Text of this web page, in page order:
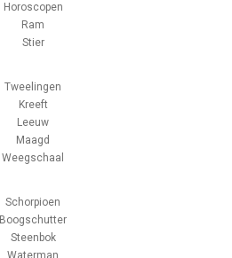
Horoscopen
Ram
Stier
Tweelingen
Kreeft
Leeuw
Maagd
Weegschaal
Schorpioen
Boogschutter
Steenbok
Waterman